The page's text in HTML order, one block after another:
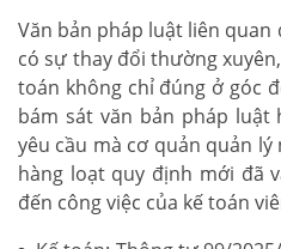
Văn bản pháp luật liên quan
có sự thay đổi thường
toán không chỉ đúng ở góc
bám sát văn bản pháp
yêu cầu mà cơ quản quản
hàng loạt quy định mới đã
đến công việc của kế toán